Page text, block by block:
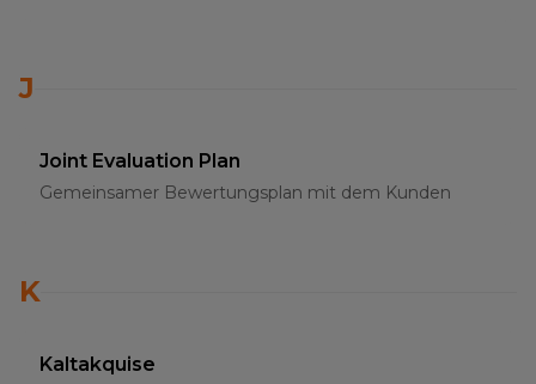
J
Joint Evaluation Plan
Gemeinsamer Bewertungsplan mit dem Kunden
K
Kaltakquise